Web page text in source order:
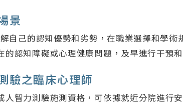
景
自己的認知優勢和劣勢，在職業選擇和學術
的認知障礙或心理健康問題，及早進行干預
驗之臨床心理師
人智力測驗施測資格，可依據就近分院進行